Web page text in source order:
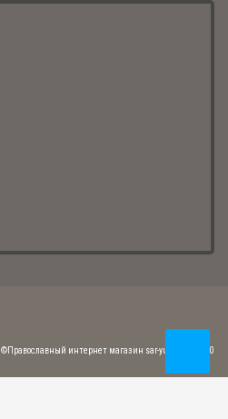
©Православный интернет магазин sar-yuvelir.ru 2020